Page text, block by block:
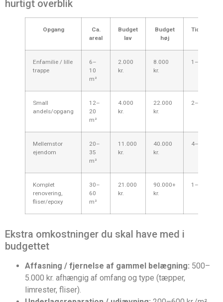
hurtigt overblik
Opgang
Ca.
areal
Budget
lav
Budget
høj
Enfamilie / lille
trappe
6–
10
m²
2.000
kr.
8.000
kr.
1–2 dage
Small
andels/opgang
12–
20
m²
4.000
kr.
22.000
kr.
2–5 dage
Mellemstor
ejendom
20–
35
m²
11.000
kr.
40.000
kr.
4–8 dage
Komplet
renovering,
fliser/epoxy
30–
60
m²
21.000
kr.
90.000+
kr.
1–3 uger
Ekstra omkostninger du skal have med i
budgettet
Affasning / fjernelse af gammel belægning: 500–
5.000 kr. afhængig af omfang og type (tæpper,
limrester, fliser).